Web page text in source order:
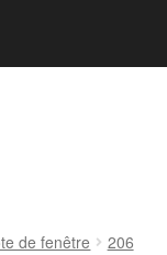
de fenêtre
206